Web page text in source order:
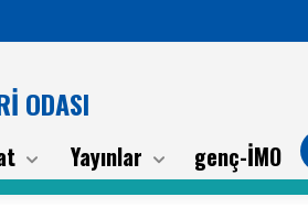
ODASI
Yayınlar genç-İMO